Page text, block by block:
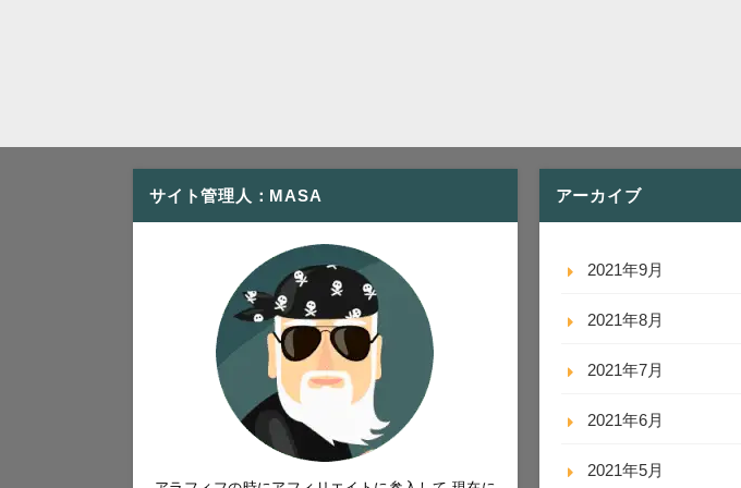
サイト管理人：MASA アーカイブ
2021年9月
2021年8月
2021年7月
2021年6月
2021年5月